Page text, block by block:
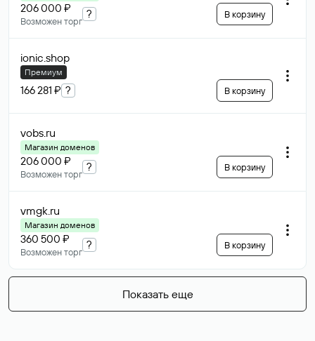
206 000 ₽
Возможен торг
? В корзину
ionic.shop
Премиум
166 281 ₽ ? В корзину
vobs.ru
Магазин доменов
206 000 ₽
Возможен торг
? В корзину
vmgk.ru
Магазин доменов
360 500 ₽
Возможен торг
? В корзину
Показать еще